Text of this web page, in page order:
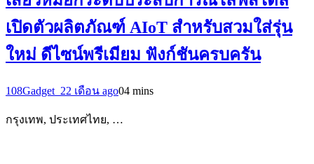
เปิดตัวผลิตภัณฑ์ AIoT สำหรับสวมใส่รุ่น
ใหม่ ดีไซน์พรีเมียม ฟังก์ชันครบครัน
108Gadget_22 เดือน ago04 mins
กรุงเทพ, ประเทศไทย, …